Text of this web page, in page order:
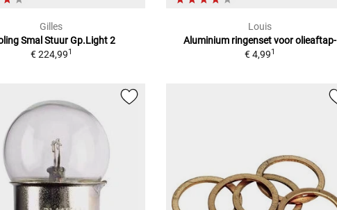
Gilles
Smal Stuur Gp.Light 2
€ 224,991
Louis
Aluminium ringenset voor olieaftap-
€ 4,991